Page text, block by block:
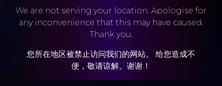
We are not serving your location. Apologise for
any inconvenience that this may have caused.
Thank you.
您所在地区被禁止访问我们的网站。 给您造成不
便，敬请谅解。谢谢！